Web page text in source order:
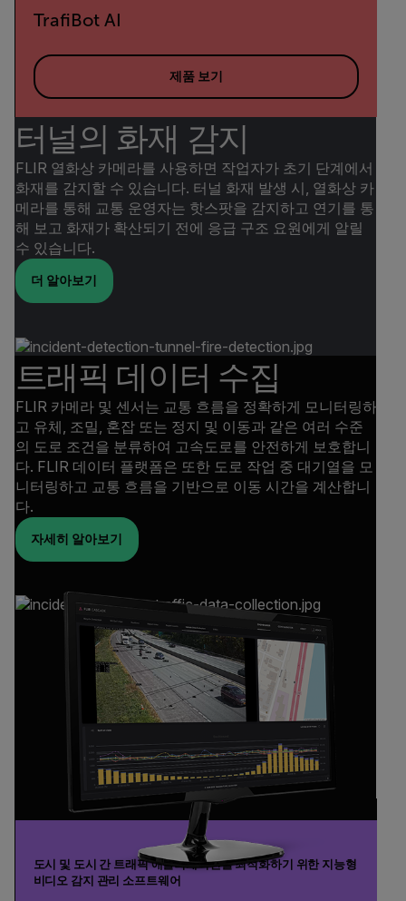
TrafiBot AI
제품 보기
터널의 화재 감지
FLIR 열화상 카메라를 사용하면 작업자가 초기 단계에서
화재를 감지할 수 있습니다. 터널 화재 발생 시, 열화상 카
메라를 통해 교통 운영자는 핫스팟을 감지하고 연기를 통
해 보고 화재가 확산되기 전에 응급 구조 요원에게 알릴
수 있습니다.
더 알아보기
트래픽 데이터 수집
FLIR 카메라 및 센서는 교통 흐름을 정확하게 모니터링하
고 유체, 조밀, 혼잡 또는 정지 및 이동과 같은 여러 수준
의 도로 조건을 분류하여 고속도로를 안전하게 보호합니
다. FLIR 데이터 플랫폼은 또한 도로 작업 중 대기열을 모
니터링하고 교통 흐름을 기반으로 이동 시간을 계산합니
다.
자세히 알아보기
도시 및 도시 간 트래픽 애플리케이션을 최적화하기 위한 지능형
비디오 감지 관리 소프트웨어